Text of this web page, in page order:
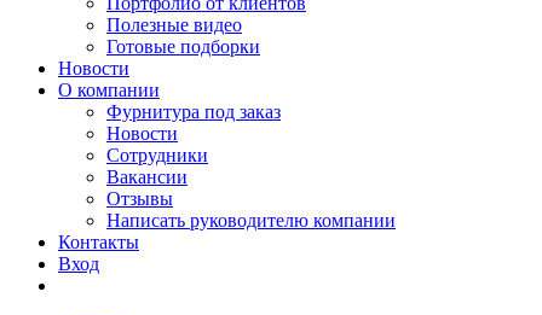
Полезные видео
Готовые подборки
Новости
О компании
Фурнитура под заказ
Новости
Сотрудники
Вакансии
Отзывы
Написать руководителю компании
Контакты
Вход